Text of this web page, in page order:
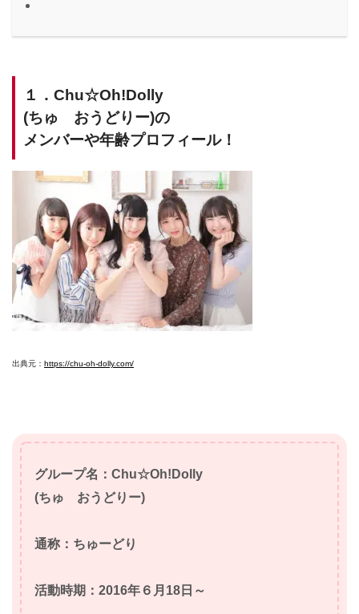
１．Chu☆Oh!Dolly
(ちゅ おうどりー)の
メンバーや年齢プロフィール！
出典元： https://chu-oh-dolly.com/
グループ名：Chu☆Oh!Dolly
(ちゅ おうどりー)
通称：ちゅーどり
活動時期：2016年６月18日～